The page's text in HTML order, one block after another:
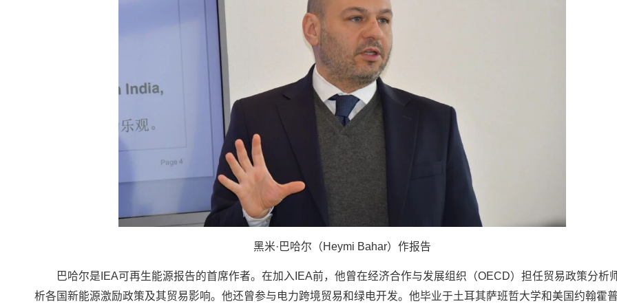
黑米·巴哈尔（Heymi Bahar）作报告
巴哈尔是IEA可再生能源报告的首席作者。在加入IEA前，他曾在经济合作与发展组织（OECD）担任贸易政策分析
析各国新能源激励政策及其贸易影响。他还曾参与电力跨境贸易和绿电开发。他毕业于土耳其萨班哲大学和美国约翰霍